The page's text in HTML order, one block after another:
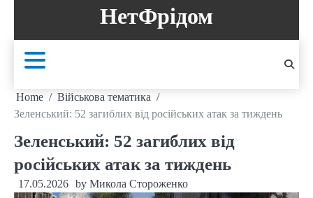
content
НетФрідом
Home
Військова тематика
Зеленський: 52 загиблих від російських атак за тиждень
Зеленський: 52 загиблих від
російських атак за тиждень
17.05.2026 by Микола Стороженко